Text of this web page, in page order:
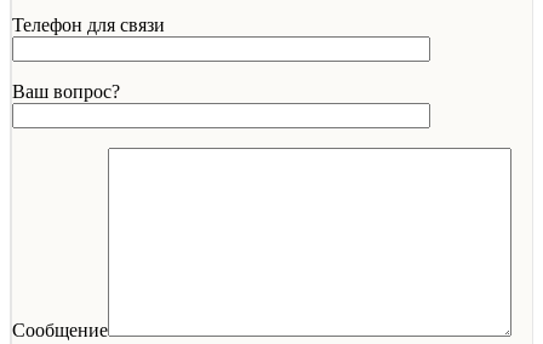
Телефон для связи
Ваш вопрос?
Сообщение